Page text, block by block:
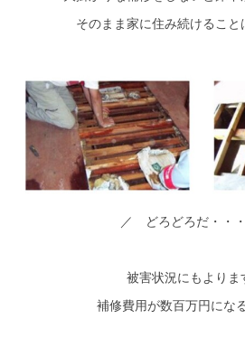
そのまま家に住み続けること
／ どろどろだ・・
被害状況にもよりま
補修費用が数百万円にな